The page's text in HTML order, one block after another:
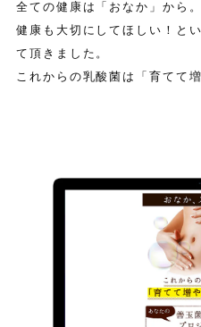
全ての健康は「おなか」から
健康も大切にしてほしい！と
て頂きました。
これからの乳酸菌は「育てて